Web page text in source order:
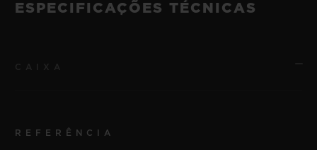
ESPECIFICAÇÕES TÉCNICAS
REFERÊNCIA